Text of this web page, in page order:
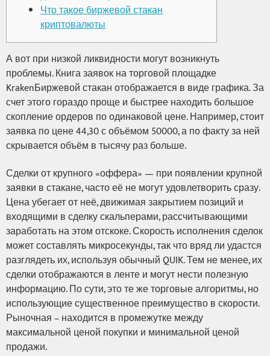
Что такое биржевой стакан
криптовалюты
А вот при низкой ликвидности могут возникнуть
проблемы. Книга заявок на торговой площадке
KrakenБиржевой стакан отображается в виде графика. За
счет этого гораздо проще и быстрее находить большое
скопление ордеров по одинаковой цене. Например, стоит
заявка по цене 44,30 с объёмом 50000, а по факту за ней
скрывается объём в тысячу раз больше.
Сделки от крупного «оффера» — при появлении крупной
заявки в стакане, часто её не могут удовлетворить сразу.
Цена убегает от неё, движимая закрытием позиций и
входящими в сделку скальперами, рассчитывающими
заработать на этом отскоке. Скорость исполнения сделок
может составлять микросекунды, так что вряд ли удастся
разглядеть их, используя обычный QUIK. Тем не менее, их
сделки отображаются в ленте и могут нести полезную
информацию. По сути, это те же торговые алгоритмы, но
использующие существенное преимущество в скорости.
Рыночная – находится в промежутке между
максимальной ценой покупки и минимальной ценой
продажи.